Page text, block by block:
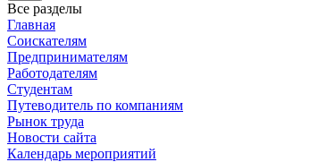
Все разделы
Главная
Соискателям
Предпринимателям
Работодателям
Студентам
Путеводитель по компаниям
Рынок труда
Новости сайта
Календарь мероприятий